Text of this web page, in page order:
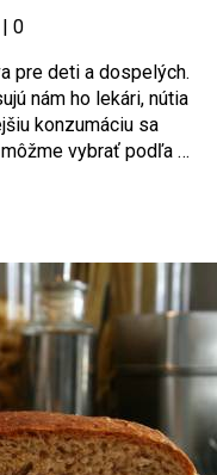
| 0
pre deti a dospelých.
nám ho lekári, nútia
konzumáciu sa
vybrať podľa …